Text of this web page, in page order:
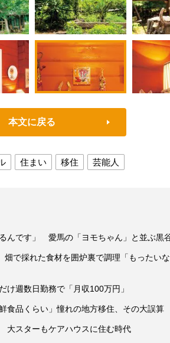
本文に戻る
住まい 移住 芸能人
んです」 愛馬の「ヨモちゃん」と並ぶ黒
畑で採れた食材を囲炉裏で調理「もったい
週数日勤務で「月収100万円」
食品くらい」憧れの地方移住、その大誤算
大スターもケアハウスに住む時代